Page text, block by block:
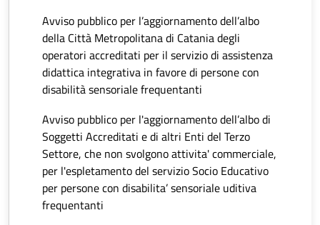
Avviso pubblico per l’aggiornamento dell’albo
della Città Metropolitana di Catania degli
operatori accreditati per il servizio di assistenza
didattica integrativa in favore di persone con
disabilità sensoriale frequentanti
Avviso pubblico per l'aggiornamento dell’albo di
Soggetti Accreditati e di altri Enti del Terzo
Settore, che non svolgono attivita' commerciale,
per l'espletamento del servizio Socio Educativo
per persone con disabilita’ sensoriale uditiva
frequentanti